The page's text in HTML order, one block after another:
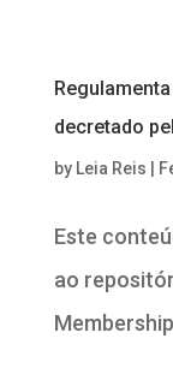
decretado
by Leia Reis
Este
ao